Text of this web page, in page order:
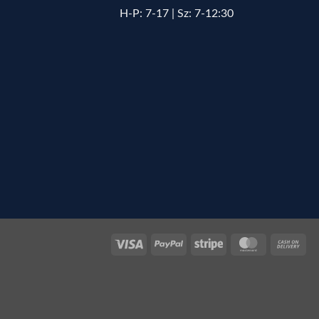
H-P: 7-17 | Sz: 7-12:30
Visa PayPal Stripe MasterCard